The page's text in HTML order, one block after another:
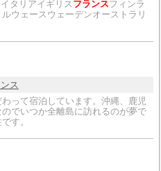
タリアイギリス フランスフィンラ
ウェースウェーデンオーストラリ
ス
って宿泊しています。沖縄、鹿児
でいつか全離島に訪れるのが夢で
す。